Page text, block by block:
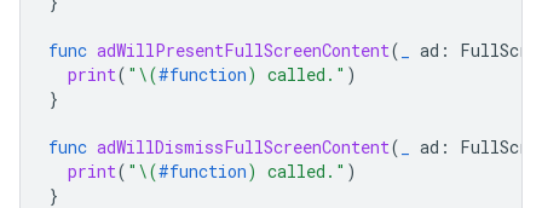
func adWillPresentFullScreenContent( ad :
print( " \(#function) called." )
}
func adWillDismissFullScreenContent( ad :
print( " \(#function) called." )
}